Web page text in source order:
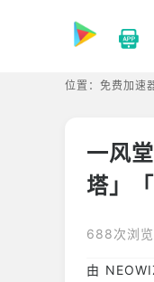
位置： 免费加速
一风
塔」
688次浏览
由